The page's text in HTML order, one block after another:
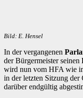
Bild: E. Hensel
In der vergangenen
der Bürgermeister seinen
wird nun vom HFA wie
in der letzten Sitzung
darüber endgültig